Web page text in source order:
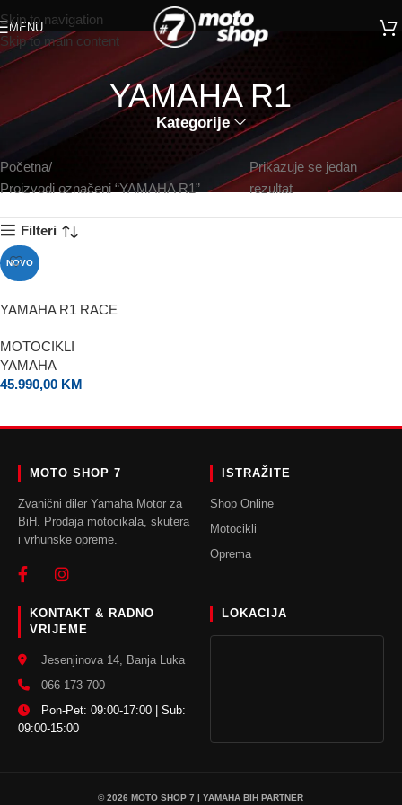
Skip to navigation
Skip to main content
MENU
YAMAHA R1
Kategorije
Početna
Proizvodi označeni “YAMAHA R1”
Prikazuje se jedan
rezultat
Filteri
NOVO
YAMAHA R1 RACE
MOTOCIKLI
YAMAHA
45.990,00 KM
MOTO SHOP 7
Zvanični diler Yamaha Motor za
BiH. Prodaja motocikala, skutera
i vrhunske opreme.
ISTRAŽITE
Shop Online
Motocikli
Oprema
KONTAKT & RADNO
VRIJEME
Jesenjinova 14, Banja Luka
066 173 700
Pon-Pet: 09:00-17:00 | Sub:
09:00-15:00
LOKACIJA
© 2026 MOTO SHOP 7 | YAMAHA BIH PARTNER